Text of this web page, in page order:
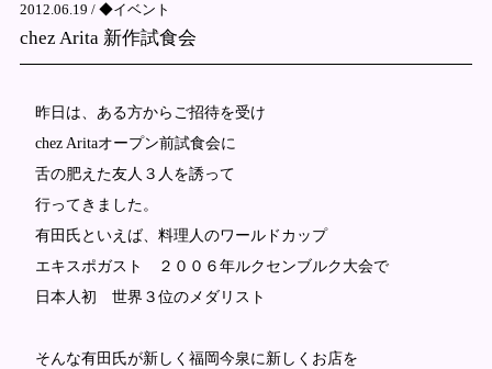
2012.06.19 / ◆イベント
chez Arita 新作試食会
昨日は、ある方からご招待を受け
chez Aritaオープン前試食会に
舌の肥えた友人３人を誘って
行ってきました。
有田氏といえば、料理人のワールドカップ
エキスポガスト ２００６年ルクセンブルク大会で
日本人初 世界３位のメダリスト
そんな有田氏が新しく福岡今泉に新しくお店を